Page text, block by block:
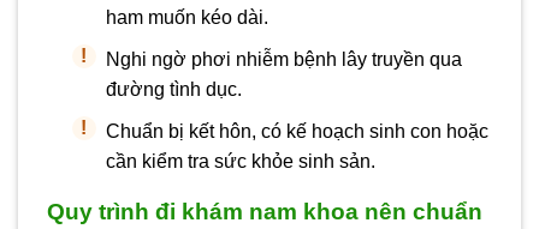
ham muốn kéo dài.
Nghi ngờ phơi nhiễm bệnh lây truyền qua
đường tình dục.
Chuẩn bị kết hôn, có kế hoạch sinh con hoặc
cần kiểm tra sức khỏe sinh sản.
Quy trình đi khám nam khoa nên chuẩn